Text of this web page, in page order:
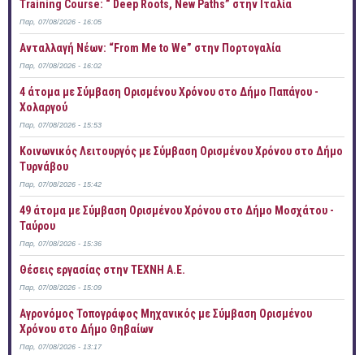
Training Course: “ Deep Roots, New Paths” στην Ιταλία
Παρ, 07/08/2026 - 16:05
Ανταλλαγή Νέων: “From Me to We” στην Πορτογαλία
Παρ, 07/08/2026 - 16:02
4 άτομα με Σύμβαση Ορισμένου Χρόνου στο Δήμο Παπάγου -
Χολαργού
Παρ, 07/08/2026 - 15:53
Κοινωνικός Λειτουργός με Σύμβαση Ορισμένου Χρόνου στο Δήμο
Τυρνάβου
Παρ, 07/08/2026 - 15:42
49 άτομα με Σύμβαση Ορισμένου Χρόνου στο Δήμο Μοσχάτου -
Ταύρου
Παρ, 07/08/2026 - 15:36
Θέσεις εργασίας στην ΤΕΧΝΗ Α.Ε.
Παρ, 07/08/2026 - 15:09
Αγρονόμος Τοπογράφος Μηχανικός με Σύμβαση Ορισμένου
Χρόνου στο Δήμο Θηβαίων
Παρ, 07/08/2026 - 13:17